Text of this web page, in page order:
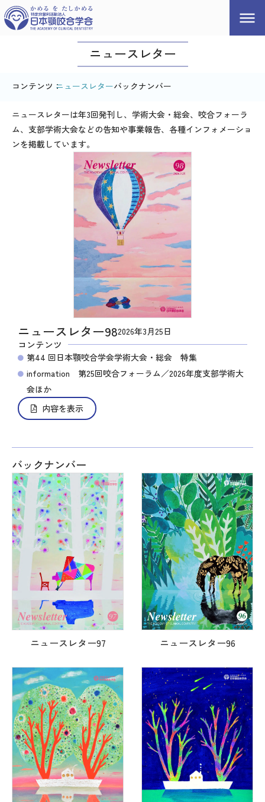
ニュースレター
ニュースレターバックナンバー
ニュースレターは年3回発刊し、学術大会・総会、咬合フォーラ
ム、支部学術大会などの告知や事業報告、各種インフォメーショ
ンを掲載しています。
ニュースレター982026年3月25日
コンテンツ
第44 回日本顎咬合学会学術大会・総会 特集
information 第25回咬合フォーラム／2026年度支部学術大
会ほか
内容を表示
バックナンバー
ニュースレター97 ニュースレター96